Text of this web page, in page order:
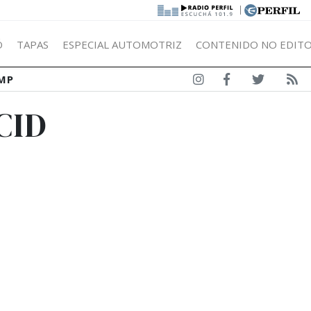
|
TAPAS ESPECIAL AUTOMOTRIZ CONTENIDO NO